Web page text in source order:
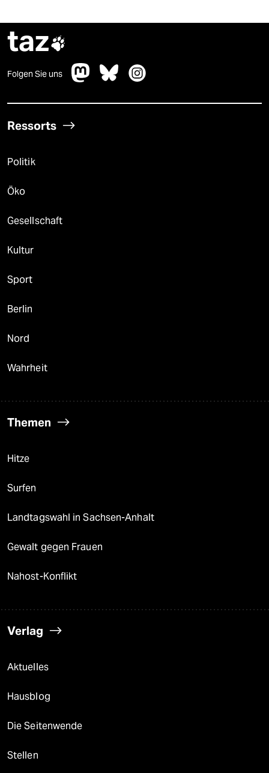
taz
Folgen Sie uns
Ressorts
Politik
Öko
Gesellschaft
Kultur
Sport
Berlin
Nord
Wahrheit
Themen
Hitze
Surfen
Landtagswahl in Sachsen-Anhalt
Gewalt gegen Frauen
Nahost-Konflikt
Verlag
Aktuelles
Hausblog
Die Seitenwende
Stellen